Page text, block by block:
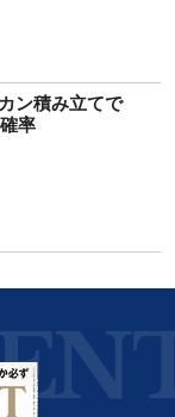
ン積み立てで
率